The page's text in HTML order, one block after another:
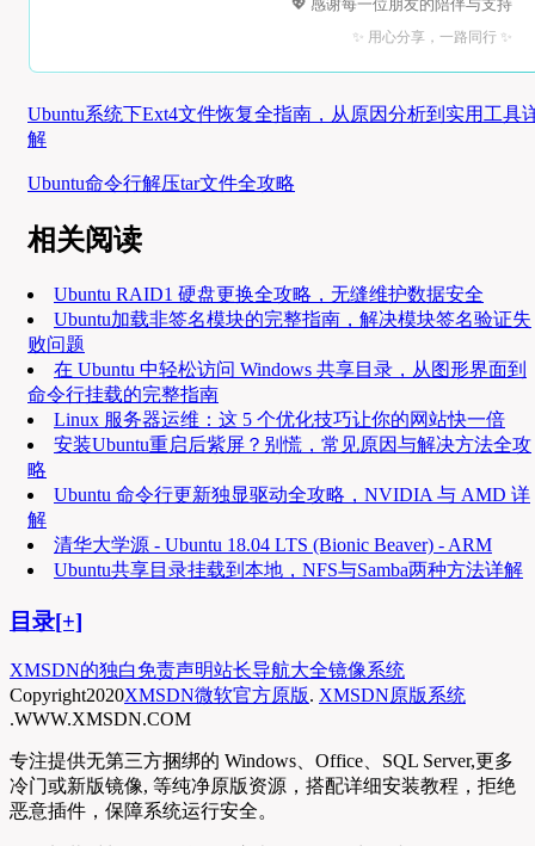
💖 感谢每一位朋友的陪伴与支持
✨ 用心分享，一路同行 ✨
Ubuntu系统下Ext4文件恢复全指南，从原因分析到实用工具
解
Ubuntu命令行解压tar文件全攻略
相关阅读
Ubuntu RAID1 硬盘更换全攻略，无缝维护数据安全
Ubuntu加载非签名模块的完整指南，解决模块签名验证失
败问题
在 Ubuntu 中轻松访问 Windows 共享目录，从图形界面到
命令行挂载的完整指南
Linux 服务器运维：这 5 个优化技巧让你的网站快一倍
安装Ubuntu重启后紫屏？别慌，常见原因与解决方法全攻
略
Ubuntu 命令行更新独显驱动全攻略，NVIDIA 与 AMD 详
解
清华大学源 - Ubuntu 18.04 LTS (Bionic Beaver) - ARM
Ubuntu共享目录挂载到本地，NFS与Samba两种方法详解
目录[+]
XMSDN的独白免责声明站长导航大全镜像系统
Copyright2020XMSDN微软官方原版. XMSDN原版系统
.WWW.XMSDN.COM
专注提供无第三方捆绑的 Windows、Office、SQL Server,更多
冷门或新版镜像, 等纯净原版资源，搭配详细安装教程，拒绝
恶意插件，保障系统运行安全。